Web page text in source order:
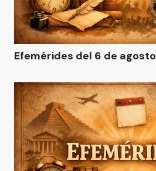
Efemérides del 6 de agosto